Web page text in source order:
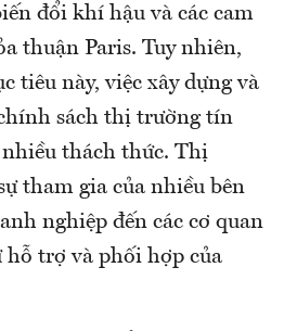
đổi khí hậu và các cam
thuận Paris. Tuy nhiên,
tiêu này, việc xây dựng và
sách thị trường tín
thách thức. Thị
tham gia của nhiều bên
nghiệp đến các cơ quan
hỗ trợ và phối hợp của